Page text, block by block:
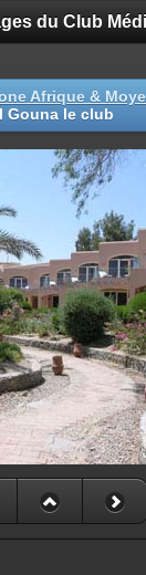
du Club
Afrique &
Gouna le club